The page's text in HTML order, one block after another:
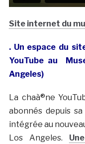
Site internet du
. Un espace du
YouTube au
Angeles)
La chaà®ne
abonnés depuis
intégrée au
Los Angeles.